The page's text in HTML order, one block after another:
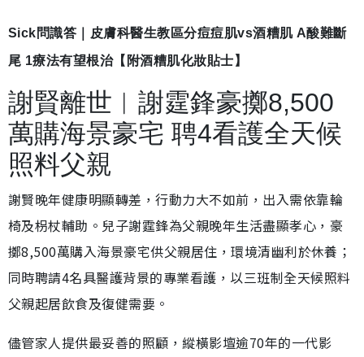
Sick問識答｜皮膚科醫生教區分痘痘肌vs酒糟肌 A酸難斷
尾 1療法有望根治【附酒糟肌化妝貼士】
謝賢離世︱謝霆鋒豪擲8,500
萬購海景豪宅 聘4看護全天候
照料父親
謝賢晚年健康明顯轉差，行動力大不如前，出入需依靠輪
椅及枴杖輔助。兒子謝霆鋒為父親晚年生活盡顯孝心，豪
擲8,500萬購入海景豪宅供父親居住，環境清幽利於休養；
同時聘請4名具醫護背景的專業看護，以三班制全天候照料
父親起居飲食及復健需要。
儘管家人提供最妥善的照顧，縱橫影壇逾70年的一代影